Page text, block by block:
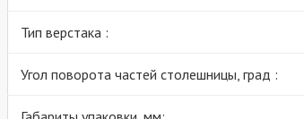
Тип верстака :
Угол поворота частей столешницы, град :